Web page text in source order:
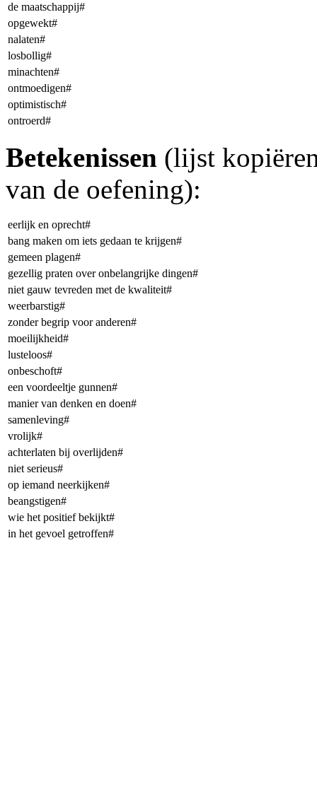
de maatschappij#
opgewekt#
nalaten#
losbollig#
minachten#
ontmoedigen#
optimistisch#
ontroerd#
Betekenissen (lijst
van de oefening):
eerlijk en oprecht#
bang maken om iets gedaan te krijgen#
gemeen plagen#
gezellig praten over onbelangrijke dingen#
niet gauw tevreden met de kwaliteit#
weerbarstig#
zonder begrip voor anderen#
moeilijkheid#
lusteloos#
onbeschoft#
een voordeeltje gunnen#
manier van denken en doen#
samenleving#
vrolijk#
achterlaten bij overlijden#
niet serieus#
op iemand neerkijken#
beangstigen#
wie het positief bekijkt#
in het gevoel getroffen#